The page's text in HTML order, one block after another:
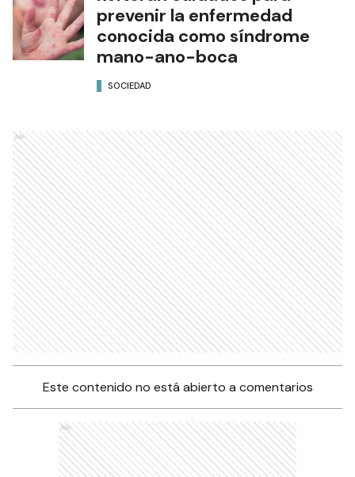
prevenir la enfermedad
conocida como síndrome
mano-ano-boca
SOCIEDAD
Ads
Este contenido no está abierto a comentarios
Ads